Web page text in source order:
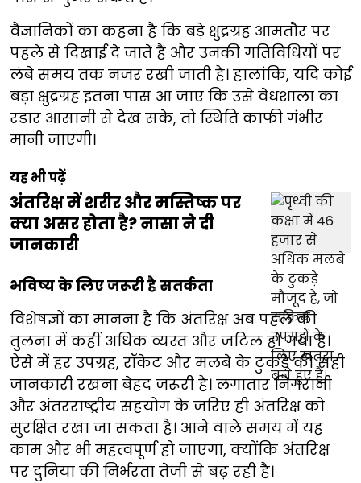
वैज्ञानिकों का कहना है कि बड़े क्षुद्रग्रह आमतौर पर
पहले से दिखाई दे जाते हैं और उनकी गतिविधियों पर
लंबे समय तक नजर रखी जाती है। हालांकि, यदि कोई
बड़ा क्षुद्रग्रह इतना पास आ जाए कि उसे वेधशाला का
रडार आसानी से देख सके, तो स्थिति काफी गंभीर
मानी जाएगी।
यह भी पढ़ें
अंतरिक्ष में शरीर और मस्तिष्क पर
क्या असर होता है? नासा ने दी
जानकारी
भविष्य के लिए जरूरी है सतर्कता
विशेषज्ञों का मानना है कि अंतरिक्ष अब पहले की
तुलना में कहीं अधिक व्यस्त और जटिल हो गया है।
ऐसे में हर उपग्रह, रॉकेट और मलबे के टुकड़े की सही
जानकारी रखना बेहद जरूरी है। लगातार निगरानी
और अंतरराष्ट्रीय सहयोग के जरिए ही अंतरिक्ष को
सुरक्षित रखा जा सकता है। आने वाले समय में यह
काम और भी महत्वपूर्ण हो जाएगा, क्योंकि अंतरिक्ष
पर दुनिया की निर्भरता तेजी से बढ़ रही है।